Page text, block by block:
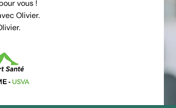
pour vous !
Olivier.